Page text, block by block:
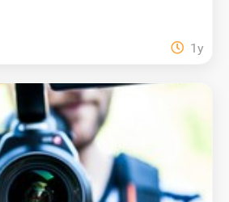
1y